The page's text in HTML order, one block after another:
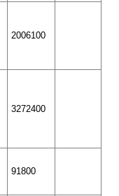
2006100
3272400
91800